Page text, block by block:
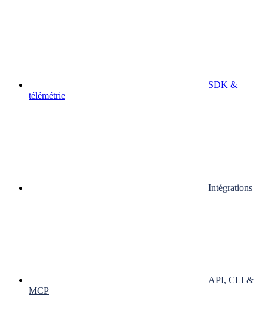
SDK &
télémétrie
Intégrations
API, CLI &
MCP